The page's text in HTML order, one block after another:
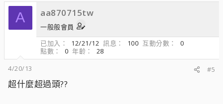
A aa870715tw
一般般會員
已加入
12/21/12 訊息 100 互動分數
0
點數
0 年齡
28
4/20/13
#5
超什麼超過頭??